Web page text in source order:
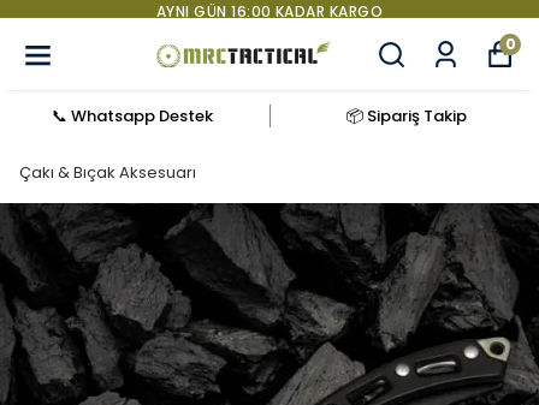
AYNI GÜN 16:00 KADAR KARGO
0
📞 Whatsapp Destek 📦 Sipariş Takip
Çakı & Bıçak Aksesuarı